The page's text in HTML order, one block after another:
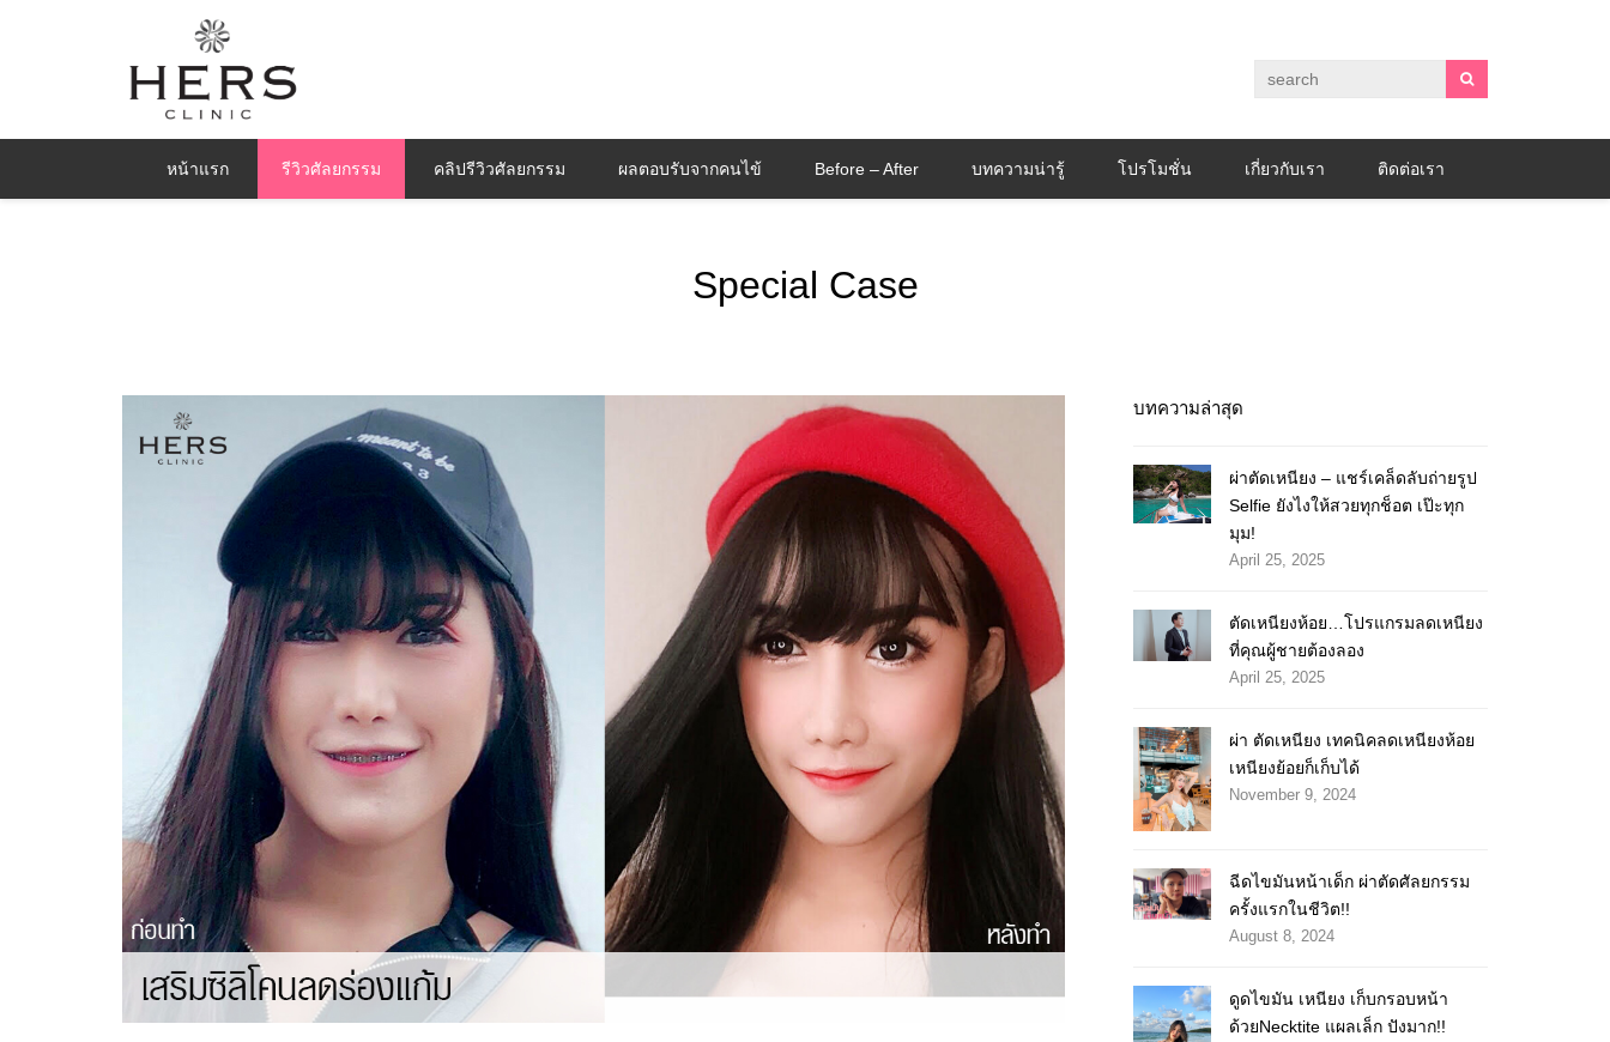
หน้าแรก รีวิวศัลยกรรม คลิปรีวิวศัลยกรรม ผลตอบรับจากคนไข้ Before – After บทความน่ารู้ โปรโมชั่น เกี่ยวกับเรา ติดต่อเรา
Special Case
บทความล่าสุด
ผ่าตัดเหนียง – แชร์เคล็ดลับถ่ายรูป
Selfie ยังไงให้สวยทุกช็อต เป๊ะทุก
มุม!
April 25, 2025
ตัดเหนียงห้อย…โปรแกรมลดเหนียง
ที่คุณผู้ชายต้องลอง
April 25, 2025
ผ่า ตัดเหนียง เทคนิคลดเหนียงห้อย
เหนียงย้อยก็เก็บได้
November 9, 2024
ฉีดไขมันหน้าเด็ก ผ่าตัดศัลยกรรม
ครั้งแรกในชีวิต!!
August 8, 2024
ดูดไขมัน เหนียง เก็บกรอบหน้า
ด้วยNecktite แผลเล็ก ปังมาก!!